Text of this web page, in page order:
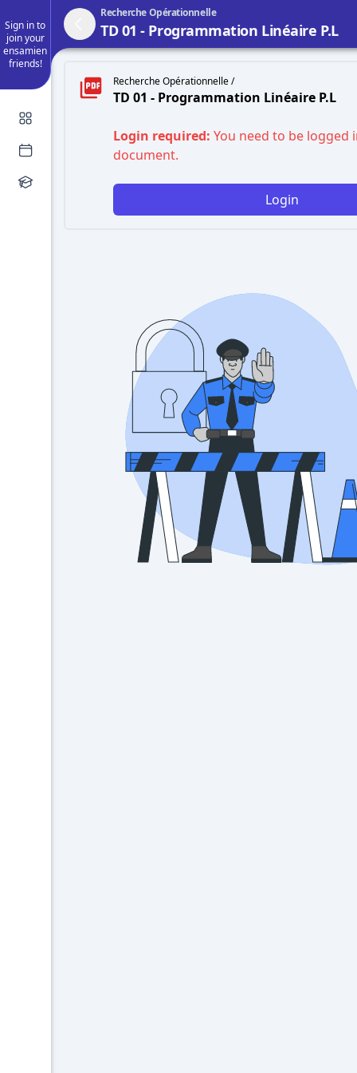
Sign in to
join your
ensamien
friends!
Recherche Opérationnelle
TD 01 - Programmation Linéaire P.L
Recherche Opérationnelle /
TD 01 - Programmation Linéaire P.L
Login required: You need to be logged
document.
Login